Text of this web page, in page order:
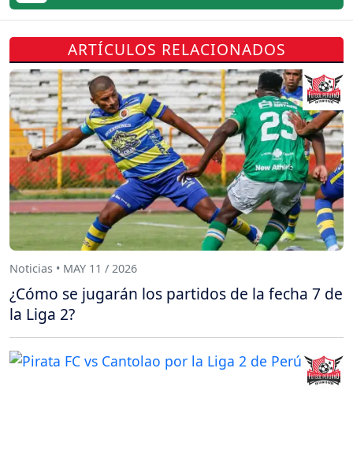
ARTÍCULOS RELACIONADOS
Noticias • MAY 11 / 2026
¿Cómo se jugarán los partidos de la fecha 7 de
la Liga 2?